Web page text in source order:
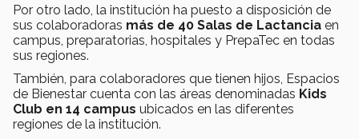
Por otro lado, la institución ha puesto a disposición de
sus colaboradoras más de 40 Salas de Lactancia en
campus, preparatorias, hospitales y PrepaTec en todas
sus regiones.
También, para colaboradores que tienen hijos, Espacios
de Bienestar cuenta con las áreas denominadas Kids
Club en 14 campus ubicados en las diferentes
regiones de la institución.